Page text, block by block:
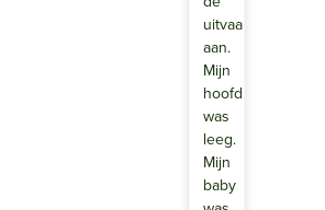
aan.
Mijn
hoofd
was
leeg.
Mijn
baby